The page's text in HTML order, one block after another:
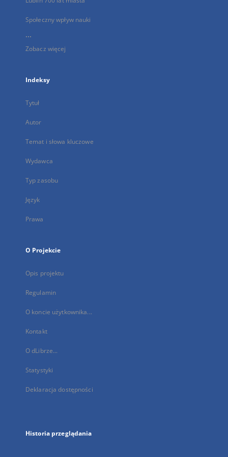
Społeczny wpływ nauki
...
Zobacz więcej
Indeksy
Tytuł
Autor
Temat i słowa kluczowe
Wydawca
Typ zasobu
Język
Prawa
O Projekcie
Opis projektu
Regulamin
O koncie użytkownika...
Kontakt
O dLibrze...
Statystyki
Deklaracja dostępności
Historia przeglądania